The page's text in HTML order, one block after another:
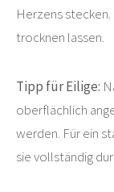
Herzens
trocknen lassen.
Tipp für Eilige:
oberflächlich
werden. Für ein
sie vollständig